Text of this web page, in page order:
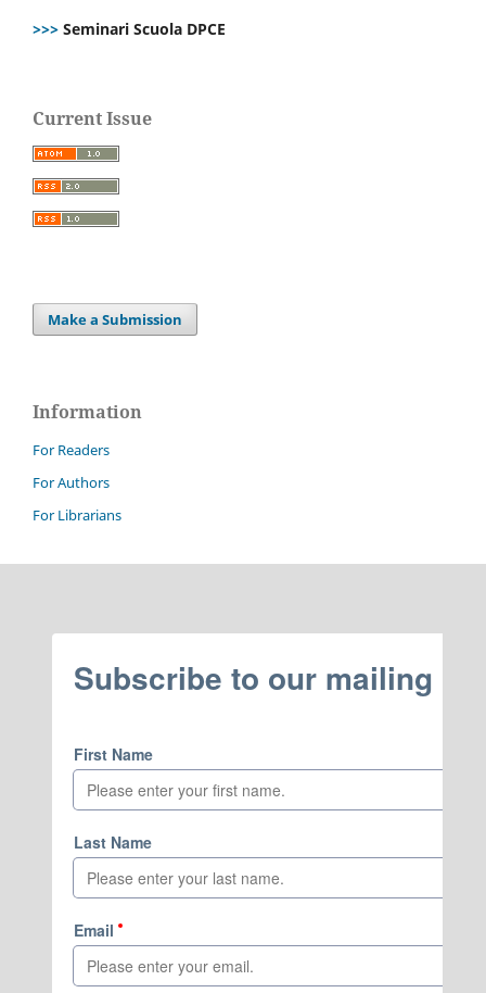
>>> Seminari Scuola DPCE
Current Issue
Make a Submission
Information
For Readers
For Authors
For Librarians